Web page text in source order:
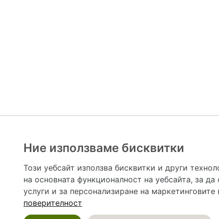
предназначена да служи само и единствено за
допълване на данните и за коригиране на
Ние използваме бисквитки
Този уебсайт използва бисквитки и други
на основната функционалност на уебсайта, за да
услуги и за персонализиране на
поверителност